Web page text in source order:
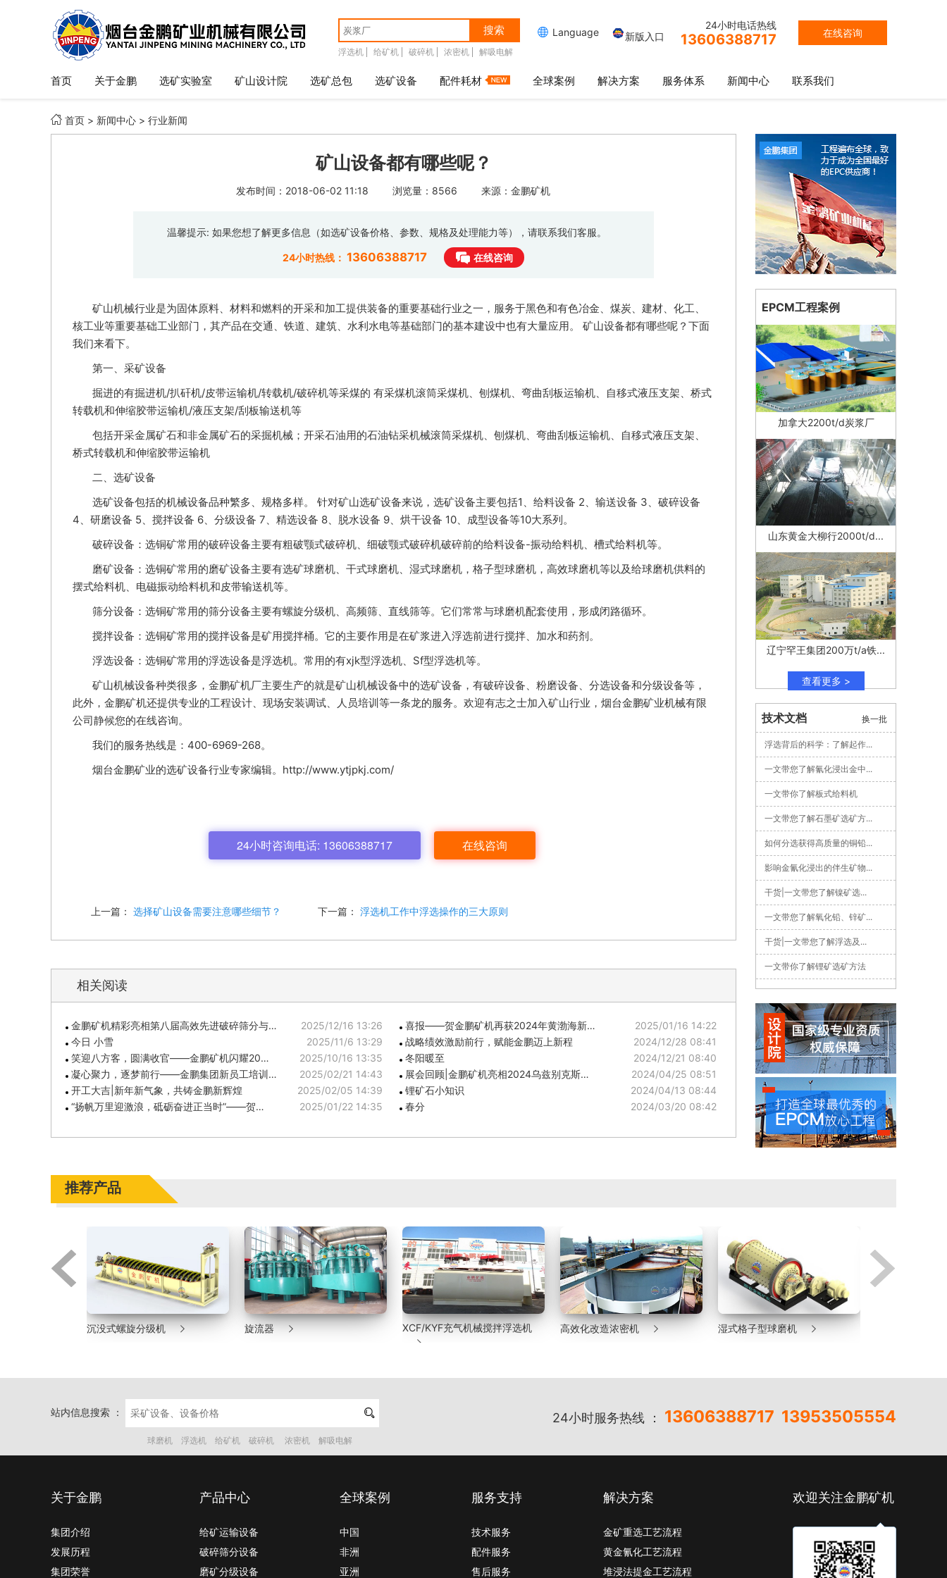
搜索
浮选机 给矿机 破碎机 浓密机 解吸电解
在线咨询
24小时电话热线
13606388717
 Language 新版入口
首页 关于金鹏 选矿实验室 矿山设计院 选矿总包 选矿设备 配件耗材 全球案例 解决方案 服务体系 新闻中心 联系我们
 首页 > 新闻中心 > 行业新闻
矿山设备都有哪些呢？
发布时间：2018-06-02 11:18 浏览量：8566 来源：金鹏矿机
温馨提示: 如果您想了解更多信息（如选矿设备价格、参数、规格及处理能力等），请联系我们客服。
24小时热线： 13606388717 在线咨询
矿山机械行业是为固体原料、材料和燃料的开采和加工提供装备的重要基础行业之一，服务于黑色和有色冶金、煤炭、建材、化工、
核工业等重要基础工业部门，其产品在交通、铁道、建筑、水利水电等基础部门的基本建设中也有大量应用。 矿山设备都有哪些呢？下面
我们来看下。
第一、采矿设备
掘进的有掘进机/扒矸机/皮带运输机/转载机/破碎机等采煤的 有采煤机滚筒采煤机、刨煤机、弯曲刮板运输机、自移式液压支架、桥式
转载机和伸缩胶带运输机/液压支架/刮板输送机等
包括开采金属矿石和非金属矿石的采掘机械；开采石油用的石油钻采机械滚筒采煤机、刨煤机、弯曲刮板运输机、自移式液压支架、
桥式转载机和伸缩胶带运输机
二、选矿设备
选矿设备包括的机械设备品种繁多、规格多样。 针对矿山选矿设备来说，选矿设备主要包括1、给料设备 2、输送设备 3、破碎设备
4、研磨设备 5、搅拌设备 6、分级设备 7、精选设备 8、脱水设备 9、烘干设备 10、成型设备等10大系列。
破碎设备：选铜矿常用的破碎设备主要有粗破颚式破碎机、细破颚式破碎机破碎前的给料设备-振动给料机、槽式给料机等。
磨矿设备：选铜矿常用的磨矿设备主要有选矿球磨机、干式球磨机、湿式球磨机，格子型球磨机，高效球磨机等以及给球磨机供料的
摆式给料机、电磁振动给料机和皮带输送机等。
筛分设备：选铜矿常用的筛分设备主要有螺旋分级机、高频筛、直线筛等。它们常常与球磨机配套使用，形成闭路循环。
搅拌设备：选铜矿常用的搅拌设备是矿用搅拌桶。它的主要作用是在矿浆进入浮选前进行搅拌、加水和药剂。
浮选设备：选铜矿常用的浮选设备是浮选机。常用的有xjk型浮选机、Sf型浮选机等。
矿山机械设备种类很多，金鹏矿机厂主要生产的就是矿山机械设备中的选矿设备，有破碎设备、粉磨设备、分选设备和分级设备等，
此外，金鹏矿机还提供专业的工程设计、现场安装调试、人员培训等一条龙的服务。欢迎有志之士加入矿山行业，烟台金鹏矿业机械有限
公司静候您的在线咨询。
我们的服务热线是：400-6969-268。
烟台金鹏矿业的选矿设备行业专家编辑。http://www.ytjpkj.com/
24小时咨询电话: 13606388717 在线咨询
上一篇： 选择矿山设备需要注意哪些细节？ 下一篇： 浮选机工作中浮选操作的三大原则
相关阅读
金鹏矿机精彩亮相第八届高效先进破碎筛分与…
2025/12/16 13:26
今日 小雪
2025/11/6 13:29
笑迎八方客，圆满收官——金鹏矿机闪耀20…
2025/10/16 13:35
凝心聚力，逐梦前行——金鹏集团新员工培训…
2025/02/21 14:43
开工大吉|新年新气象，共铸金鹏新辉煌
2025/02/05 14:39
“扬帆万里迎激浪，砥砺奋进正当时”——贺…
2025/01/22 14:35
喜报——贺金鹏矿机再获2024年黄渤海新…
2025/01/16 14:22
战略绩效激励前行，赋能金鹏迈上新程
2024/12/28 08:41
冬阳暖至
2024/12/21 08:40
展会回顾|金鹏矿机亮相2024乌兹别克斯…
2024/04/25 08:51
锂矿石小知识
2024/04/13 08:44
春分
2024/03/20 08:42
EPCM工程案例
加拿大2200t/d炭浆厂
山东黄金大柳行2000t/d...
辽宁罕王集团200万t/a铁...
查看更多 >
技术文档
浮选背后的科学：了解起作...
一文带您了解氰化浸出金中...
一文带你了解板式给料机
一文带您了解石墨矿选矿方...
如何分选获得高质量的铜铅...
影响金氰化浸出的伴生矿物...
干货|一文带您了解镍矿选...
一文带您了解氧化铅、锌矿...
干货|一文带您了解浮选及...
一文带你了解锂矿选矿方法
换一批
推荐产品
沉没式螺旋分级机  旋流器  XCF/KYF充气机械搅拌浮选机

高效化改造浓密机  湿式格子型球磨机 
站内信息搜索 ：  24小时服务热线 ： 13606388717 13953505554
球磨机 浮选机 给矿机 破碎机 浓密机 解吸电解
关于金鹏
集团介绍
发展历程
集团荣誉
产品中心
给矿运输设备
破碎筛分设备
磨矿分级设备
全球案例
中国
非洲
亚洲
服务支持
技术服务
配件服务
售后服务
解决方案
金矿重选工艺流程
黄金氰化工艺流程
堆浸法提金工艺流程
欢迎关注金鹏矿机